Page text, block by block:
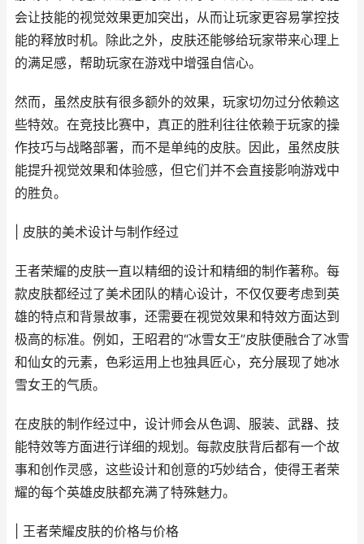
会让技能的视觉效果更加突出，从而让玩家更容易掌控技
能的释放时机。除此之外，皮肤还能够给玩家带来心理上
的满足感，帮助玩家在游戏中增强自信心。
然而，虽然皮肤有很多额外的效果，玩家切勿过分依赖这
些特效。在竞技比赛中，真正的胜利往往依赖于玩家的操
作技巧与战略部署，而不是单纯的皮肤。因此，虽然皮肤
能提升视觉效果和体验感，但它们并不会直接影响游戏中
的胜负。
| 皮肤的美术设计与制作经过
王者荣耀的皮肤一直以精细的设计和精细的制作著称。每
款皮肤都经过了美术团队的精心设计，不仅仅要考虑到英
雄的特点和背景故事，还需要在视觉效果和特效方面达到
极高的标准。例如，王昭君的“冰雪女王”皮肤便融合了冰雪
和仙女的元素，色彩运用上也独具匠心，充分展现了她冰
雪女王的气质。
在皮肤的制作经过中，设计师会从色调、服装、武器、技
能特效等方面进行详细的规划。每款皮肤背后都有一个故
事和创作灵感，这些设计和创意的巧妙结合，使得王者荣
耀的每个英雄皮肤都充满了特殊魅力。
| 王者荣耀皮肤的价格与价格